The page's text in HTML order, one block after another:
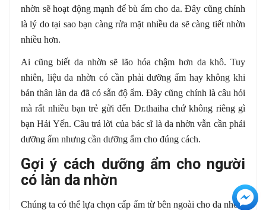
nhờn sẽ hoạt động mạnh để bù ẩm cho da. Đây cũng chính
là lý do tại sao bạn càng rửa mặt nhiều da sẽ càng tiết nhờn
nhiều hơn.
Ai cũng biết da nhờn sẽ lão hóa chậm hơn da khô. Tuy
nhiên, liệu da nhờn có cần phải dưỡng ẩm hay không khi
bản thân làn da đã có sẵn độ ẩm. Đây cũng chính là câu hỏi
mà rất nhiều bạn trẻ gửi đến Dr.thaiha chứ không riêng gì
bạn Hải Yến. Câu trả lời của bác sĩ là da nhờn vẫn cần phải
dưỡng ẩm nhưng cần dưỡng ẩm cho đúng cách.
Gợi ý cách dưỡng ẩm cho người
có làn da nhờn
Chúng ta có thể lựa chọn cấp ẩm từ bên ngoài cho da nhờn.
+3